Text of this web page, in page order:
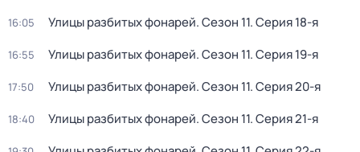
16:05 Улицы разбитых фонарей. Сезон 11. Серия 18-я
16:55 Улицы разбитых фонарей. Сезон 11. Серия 19-я
17:50 Улицы разбитых фонарей. Сезон 11. Серия 20-я
18:40 Улицы разбитых фонарей. Сезон 11. Серия 21-я